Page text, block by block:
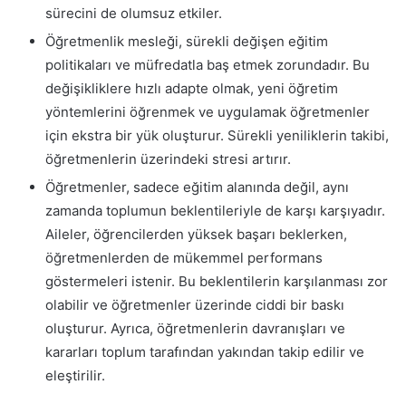
sürecini de olumsuz etkiler.
Öğretmenlik mesleği, sürekli değişen eğitim
politikaları ve müfredatla baş etmek zorundadır. Bu
değişikliklere hızlı adapte olmak, yeni öğretim
yöntemlerini öğrenmek ve uygulamak öğretmenler
için ekstra bir yük oluşturur. Sürekli yeniliklerin takibi,
öğretmenlerin üzerindeki stresi artırır.
Öğretmenler, sadece eğitim alanında değil, aynı
zamanda toplumun beklentileriyle de karşı karşıyadır.
Aileler, öğrencilerden yüksek başarı beklerken,
öğretmenlerden de mükemmel performans
göstermeleri istenir. Bu beklentilerin karşılanması zor
olabilir ve öğretmenler üzerinde ciddi bir baskı
oluşturur. Ayrıca, öğretmenlerin davranışları ve
kararları toplum tarafından yakından takip edilir ve
eleştirilir.